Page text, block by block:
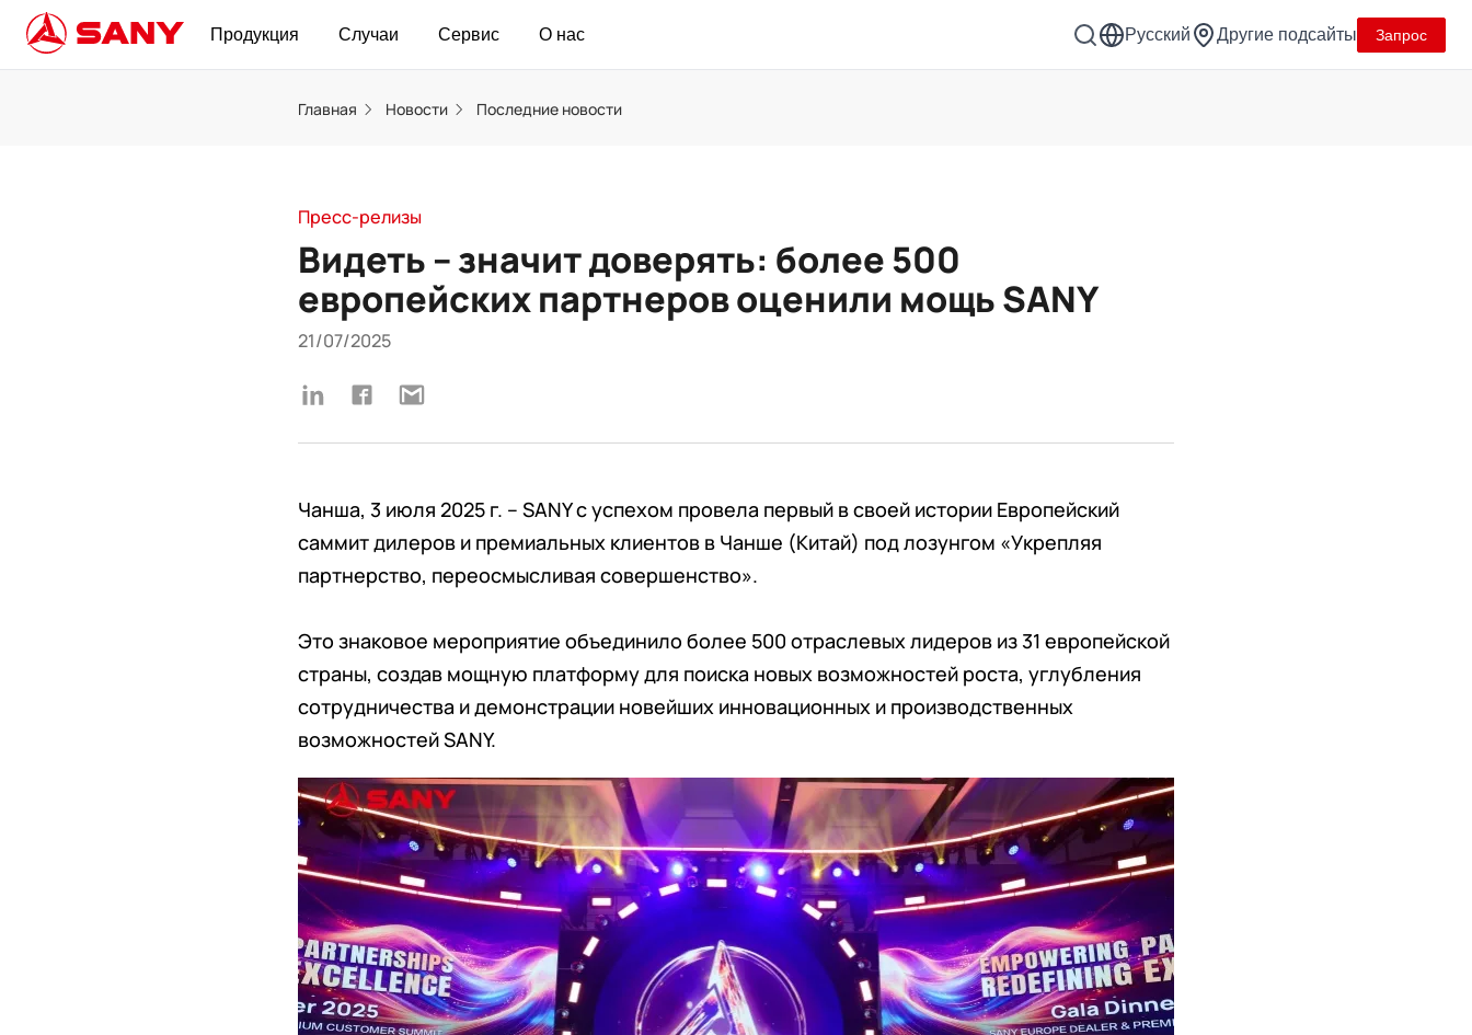
Продукция Случаи Сервис О нас Русский Другие подсайты Запрос
Главная Новости Последние новости
Пресс-релизы
Видеть – значит доверять: более 500
европейских партнеров оценили мощь SANY
21/07/2025
Чанша, 3 июля 2025 г. – SANY с успехом провела первый в своей истории Европейский
саммит дилеров и премиальных клиентов в Чанше (Китай) под лозунгом «Укрепляя
партнерство, переосмысливая совершенство».
Это знаковое мероприятие объединило более 500 отраслевых лидеров из 31 европейской
страны, создав мощную платформу для поиска новых возможностей роста, углубления
сотрудничества и демонстрации новейших инновационных и производственных
возможностей SANY.